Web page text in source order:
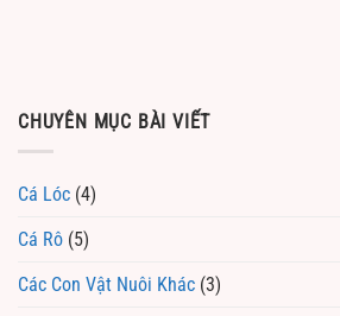
CHUYÊN MỤC BÀI VIẾT
Cá Lóc (4)
Cá Rô (5)
Các Con Vật Nuôi Khác (3)